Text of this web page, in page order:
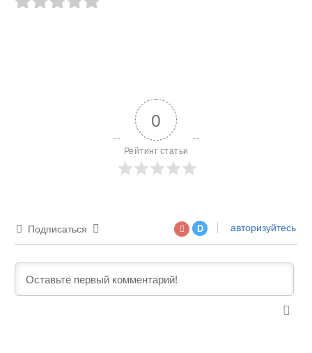
0
Рейтинг статьи
Подписаться D авторизуйтесь